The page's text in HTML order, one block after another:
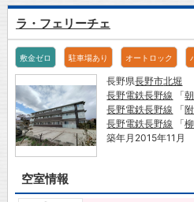
ラ・フェリーチェ
敷金ゼロ 駐車場あり オートロック
長野県長野市北堀
長野電鉄長野線 「
長野電鉄長野線 「
長野電鉄長野線 「
築年月2015年11月
空室情報